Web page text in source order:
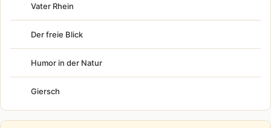
Vater Rhein
Der freie Blick
Humor in der Natur
Giersch